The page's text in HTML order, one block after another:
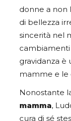
donne a non
di bellezza
sincerità nel
cambiamenti
gravidanza
mamme e le
Nonostante
mamma,
cura di sé